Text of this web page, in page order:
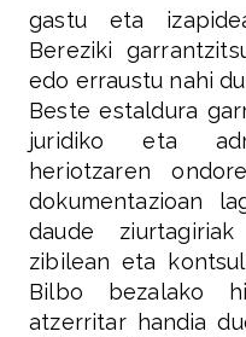
gastu eta
Bereziki
edo erraustu nahi
Beste estaldura
juridiko eta
heriotzaren
dokumentazioan
daude
zibilean eta
Bilbo bezalako
atzerritar handia